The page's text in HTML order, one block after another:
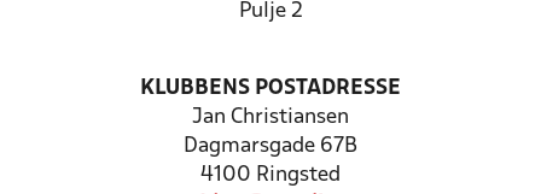
Pulje 2
KLUBBENS POSTADRESSE
Jan Christiansen
Dagmarsgade 67B
4100 Ringsted